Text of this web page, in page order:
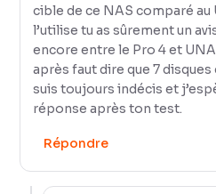
cible de ce NAS comparé au
l’utilise tu as sûrement un
encore entre le Pro 4 et
après faut dire que 7
suis toujours indécis et
réponse après ton test.
Répondre